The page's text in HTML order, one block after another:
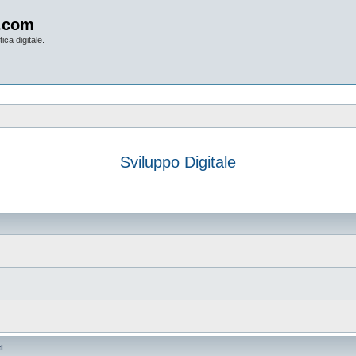
digitale.
Sviluppo Digitale